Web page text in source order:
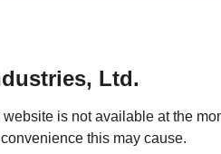
Ltd.
is not available at the
this may cause.